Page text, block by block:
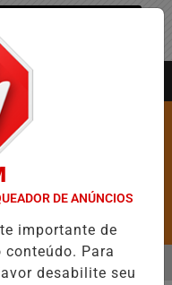
DE ANÚNCIOS
importante de
Para
desabilite seu